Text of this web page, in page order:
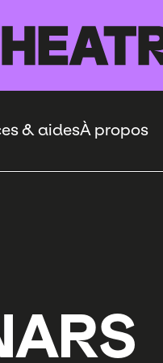
& aidesÀ propos